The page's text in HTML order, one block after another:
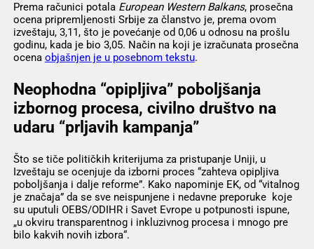
Prema računici potala European Western Balkans, prosečna
ocena pripremljenosti Srbije za članstvo je, prema ovom
izveštaju, 3,11, što je povećanje od 0,06 u odnosu na prošlu
godinu, kada je bio 3,05. Način na koji je izračunata prosečna
ocena objašnjen je u posebnom tekstu.
Neophodna “opipljiva” poboljšanja
izbornog procesa, civilno društvo na
udaru “prljavih kampanja”
Što se tiče političkih kriterijuma za pristupanje Uniji, u
Izveštaju se ocenjuje da izborni proces “zahteva opipljiva
poboljšanja i dalje reforme”. Kako napominje EK, od “vitalnog
je značaja” da se sve neispunjene i nedavne preporuke koje
su uputuli OEBS/ODIHR i Savet Evrope u potpunosti ispune,
„u okviru transparentnog i inkluzivnog procesa i mnogo pre
bilo kakvih novih izbora“.